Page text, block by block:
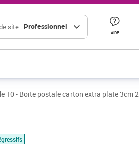
site : Professionnel
AIDE
10 - Boite postale carton extra plate 3cm